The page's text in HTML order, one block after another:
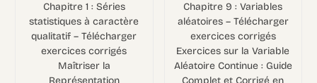
Chapitre 1 : Séries
statistiques à caractère
qualitatif – Télécharger
exercices corrigés
Maîtriser la
Chapitre 9 : Variables
aléatoires – Télécharger
exercices corrigés
Exercices sur la Variable
Aléatoire Continue : Guide